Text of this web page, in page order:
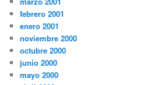
febrero 2001
enero 2001
noviembre 2000
octubre 2000
junio 2000
mayo 2000